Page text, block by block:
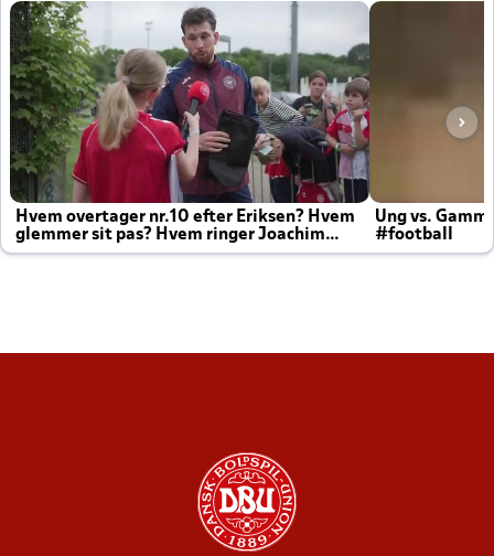
Hvem overtager nr.10 efter Eriksen? Hvem
glemmer sit pas? Hvem ringer Joachim
altid til efter kampe?
Ung vs.
#football